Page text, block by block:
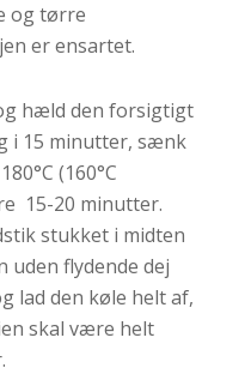
og tørre
er ensartet.
hæld den forsigtigt
i 15 minutter, sænk
(160°C
15-20 minutter.
stukket i midten
uden flydende dej
lad den køle helt af,
skal være helt